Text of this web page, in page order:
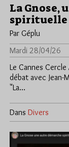
La Gnose,
spirituelle
Par Géplu
Mardi 28/04/26
Le Cannes
débat avec Jean-
"La…
Dans Divers